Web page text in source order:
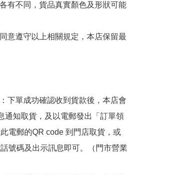
有不同，貨品真實顏色及形狀可能
意遵守以上相關規定，本店保留最
下單成功確認收到貨款後，本店會
通知取貨，及以電郵發出「訂單領
電郵的QR code 到門店取貨，或
號碼及出示訊息即可。（門市營業